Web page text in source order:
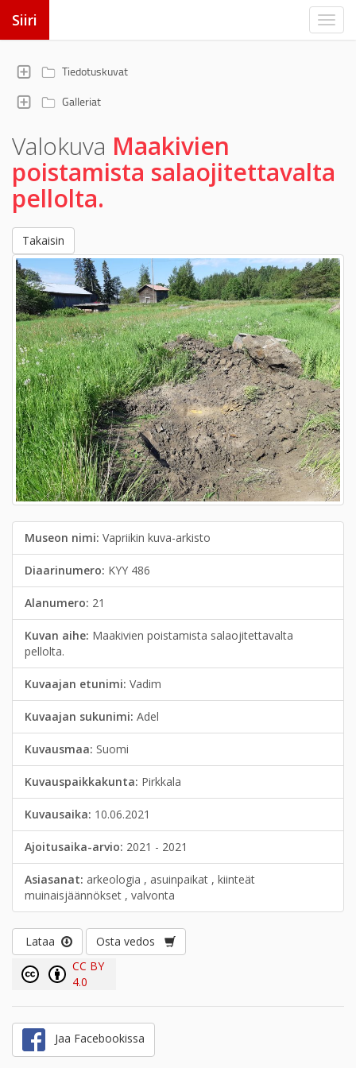
Siiri
Tiedotuskuvat
Galleriat
Valokuva Maakivien
poistamista salaojitettavalta
pellolta.
Takaisin
Museon nimi: Vapriikin kuva-arkisto
Diaarinumero: KYY 486
Alanumero: 21
Kuvan aihe: Maakivien poistamista salaojitettavalta
pellolta.
Kuvaajan etunimi: Vadim
Kuvaajan sukunimi: Adel
Kuvausmaa: Suomi
Kuvauspaikkakunta: Pirkkala
Kuvausaika: 10.06.2021
Ajoitusaika-arvio: 2021 - 2021
Asiasanat: arkeologia , asuinpaikat , kiinteät
muinaisjäännökset , valvonta
Lataa
Osta vedos
CC BY
4.0
Jaa Facebookissa